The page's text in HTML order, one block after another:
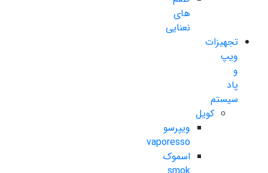
های
نعنایی
تجهیزات
ویپ
و
پاد
سیستم
کویل
ویپرسو
vaporesso
اسموک